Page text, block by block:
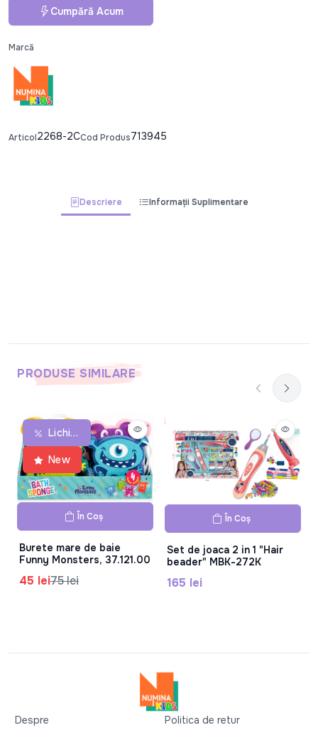
Cumpără Acum
Marcă
Articol2268-2CCod Produs713945
Descriere Informații Suplimentare
PRODUSE SIMILARE
Lichidare De Stoc
New
În Coș
Burete mare de baie
Funny Monsters, 37.121.00
45 lei75 lei
În Coș
Set de joaca 2 in 1 "Hair
beader" MBK-272K
165 lei
Despre Politica de retur